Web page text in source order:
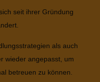
seit ihrer Gründung
als auch
wieder angepasst, um
betreuen zu können.